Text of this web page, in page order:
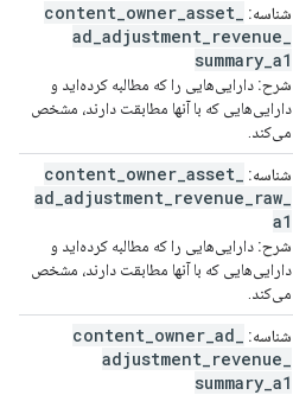
شناسه: content owner asset
ad adjustment revenue
summary a1
شرح: دارایی‌هایی را که مطالبه کرده‌اید و
دارایی‌هایی که با آنها مطابقت دارند، مشخص
می‌کند.
شناسه: content owner asset
ad adjustment revenue raw
a1
شرح: دارایی‌هایی را که مطالبه کرده‌اید و
دارایی‌هایی که با آنها مطابقت دارند، مشخص
می‌کند.
شناسه: content owner ad
adjustment revenue
summary a1